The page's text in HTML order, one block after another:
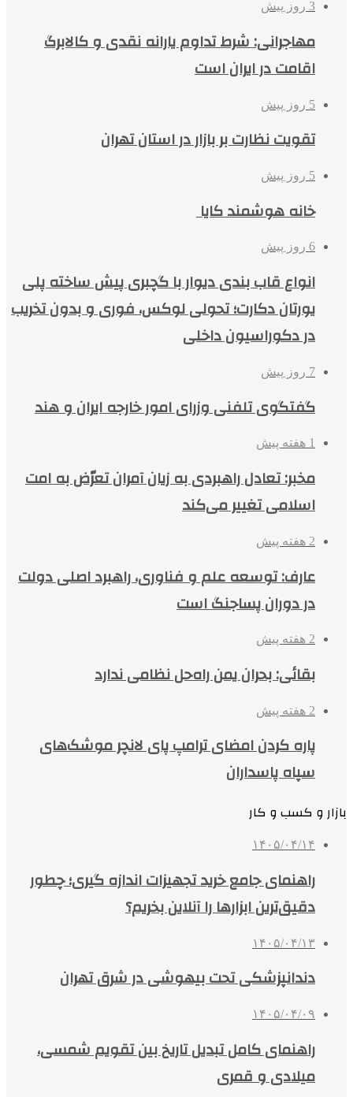
3 روز پیش
مهاجرانی: شرط تداوم یارانه نقدی و کالابرگ
اقامت در ایران است
5 روز پیش
تقویت نظارت بر بازار در استان تهران
5 روز پیش
خانه هوشمند کایا
6 روز پیش
انواع قاب بندی دیوار با گچبری پیش ساخته پلی
یورتان دکارت؛ تحولی لوکس، فوری و بدون تخریب
در دکوراسیون داخلی
7 روز پیش
گفتگوی تلفنی وزرای امور خارجه ایران و هند
1 هفته پیش
مخبر: تعادل راهبردی به زیان آمران تعرّض به امت
اسلامی تغییر می‌کند
2 هفته پیش
عارف: توسعه علم و فناوری، راهبرد اصلی دولت
در دوران پساجنگ است
2 هفته پیش
بقائی: بحران یمن راه‌حل نظامی ندارد
2 هفته پیش
پاره کردن امضای ترامپ پای لانچر موشک‌های
سپاه پاسداران
بازار و کسب و کار
۱۴۰۵/۰۴/۱۴
راهنمای جامع خرید تجهیزات اندازه گیری؛ چطور
دقیق‌ترین ابزارها را آنلاین بخریم؟
۱۴۰۵/۰۴/۱۳
دندانپزشکی تحت بیهوشی در شرق تهران
۱۴۰۵/۰۴/۰۹
راهنمای کامل تبدیل تاریخ بین تقویم شمسی،
میلادی و قمری